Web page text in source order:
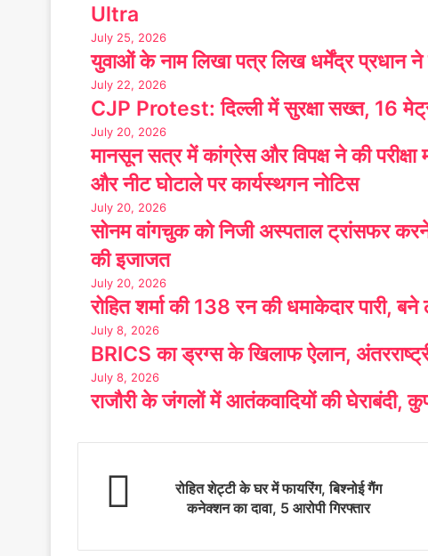
Ultra
July 25, 2026
युवाओं के नाम लिखा पत्र लिख धर्मेंद्र प्रधान ने
July 22, 2026
CJP Protest: दिल्ली में सुरक्षा सख्त, 16
July 20, 2026
मानसून सत्र में कांग्रेस और विपक्ष ने की परीक्षा
और नीट घोटाले पर कार्यस्थगन नोटिस
July 20, 2026
सोनम वांगचुक को निजी अस्पताल ट्रांसफर
की इजाजत
July 20, 2026
रोहित शर्मा की 138 रन की धमाकेदार पारी,
July 8, 2026
BRICS का ड्रग्स के खिलाफ ऐलान,
July 8, 2026
राजौरी के जंगलों में आतंकवादियों की घेराबंदी,
रोहित शेट्टी के घर में फायरिंग, बिश्नोई गैंग
कनेक्शन का दावा, 5 आरोपी गिरफ्तार